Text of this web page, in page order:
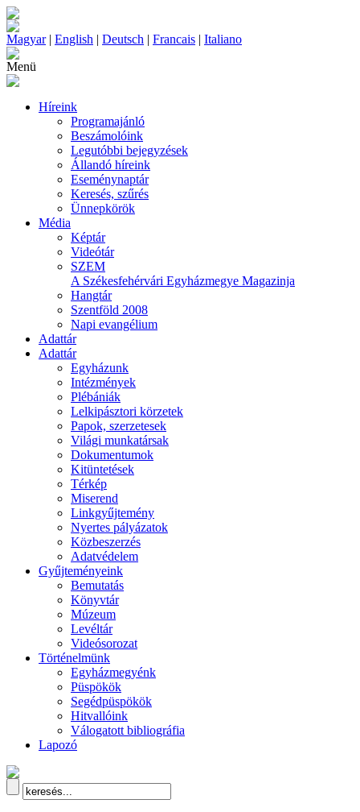
Magyar| English | Deutsch | Francais | Italiano
Menü
Híreink
Programajánló
Beszámolóink
Legutóbbi bejegyzések
Állandó híreink
Eseménynaptár
Keresés, szűrés
Ünnepkörök
Média
Képtár
Videótár
SZEM
A Székesfehérvári Egyházmegye Magazinja
Hangtár
Szentföld 2008
Napi evangélium
Adattár
Adattár
Egyházunk
Intézmények
Plébániák
Lelkipásztori körzetek
Papok, szerzetesek
Világi munkatársak
Dokumentumok
Kitüntetések
Térkép
Miserend
Linkgyűjtemény
Nyertes pályázatok
Közbeszerzés
Adatvédelem
Gyűjteményeink
Bemutatás
Könyvtár
Múzeum
Levéltár
Videósorozat
Történelmünk
Egyházmegyénk
Püspökök
Segédpüspökök
Hitvallóink
Válogatott bibliográfia
Lapozó